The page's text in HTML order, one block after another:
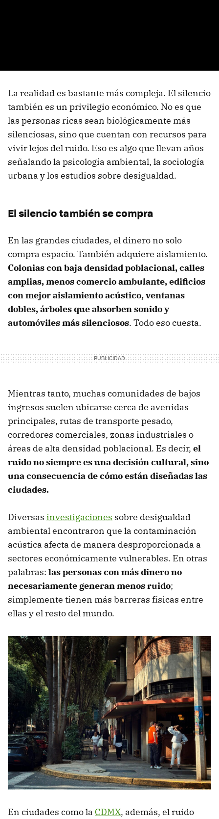
La realidad es bastante más compleja. El silencio
también es un privilegio económico. No es que
las personas ricas sean biológicamente más
silenciosas, sino que cuentan con recursos para
vivir lejos del ruido. Eso es algo que llevan años
señalando la psicología ambiental, la sociología
urbana y los estudios sobre desigualdad.
El silencio también se compra
En las grandes ciudades, el dinero no solo
compra espacio. También adquiere aislamiento.
Colonias con baja densidad poblacional, calles
amplias, menos comercio ambulante, edificios
con mejor aislamiento acústico, ventanas
dobles, árboles que absorben sonido y
automóviles más silenciosos. Todo eso cuesta.
Mientras tanto, muchas comunidades de bajos
ingresos suelen ubicarse cerca de avenidas
principales, rutas de transporte pesado,
corredores comerciales, zonas industriales o
áreas de alta densidad poblacional. Es decir, el
ruido no siempre es una decisión cultural, sino
una consecuencia de cómo están diseñadas las
ciudades.
Diversas investigaciones sobre desigualdad
ambiental encontraron que la contaminación
acústica afecta de manera desproporcionada a
sectores económicamente vulnerables. En otras
palabras: las personas con más dinero no
necesariamente generan menos ruido;
simplemente tienen más barreras físicas entre
ellas y el resto del mundo.
En ciudades como la CDMX, además, el ruido